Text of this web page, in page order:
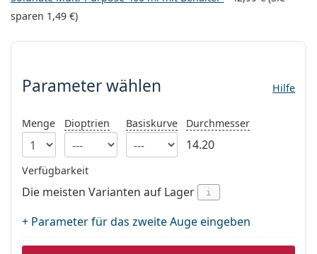
Alle Marken
Alle Marken
Alle Pflegemittel
sparen 1,49 €)
Parameter wählen
Parameter wählen Hilfe
Menge Dioptrien Basiskurve Durchmesser
14.20
Verfügbarkeit
Die meisten Varianten auf Lager i
+ Parameter für das zweite Auge eingeben